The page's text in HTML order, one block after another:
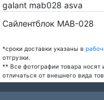
galant mab028 asva
Сайлентблок MAB-028
*сроки доставки указаны в
отгрузки.
** Все фотографии товара носят
отличаться от внешнего вида